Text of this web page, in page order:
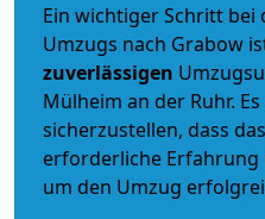
Ein wichtiger Schritt
Umzugs nach Grabow
zuverlässigen
Mülheim an der Ruhr.
sicherzustellen, dass
erforderliche
um den Umzug